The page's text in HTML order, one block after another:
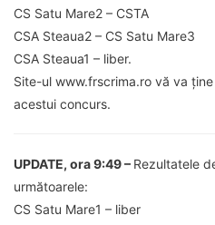
CS Satu Mare2 – CSTA
CSA Steaua2 – CS Satu Mare3
CSA Steaua1 – liber.
Site-ul www.frscrima.ro vă va
acestui concurs.
UPDATE, ora 9:49 – Rezultatele
următoarele:
CS Satu Mare1 – liber